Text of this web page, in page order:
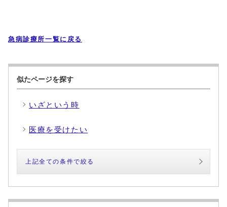
急病診療所一覧に戻る
似たページを探す
いざという時
医療を受けたい
上記全ての条件で絞る